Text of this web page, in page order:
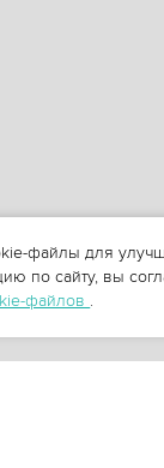
файлы для
по сайту, вы
файлов .